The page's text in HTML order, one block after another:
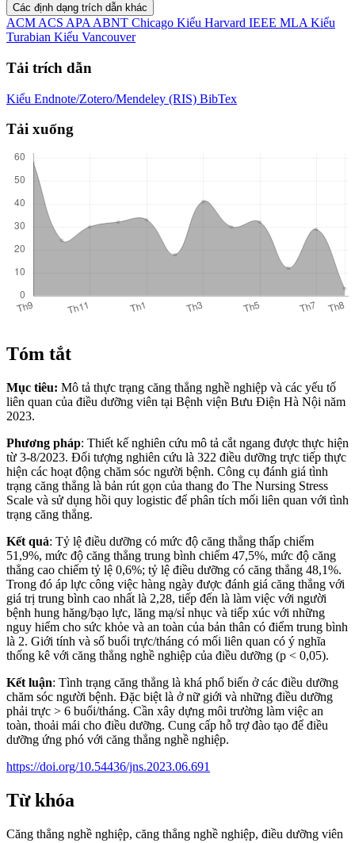
Các định dạng trích dẫn khác
ACM ACS APA ABNT Chicago Kiểu Harvard IEEE MLA Kiểu
Turabian Kiểu Vancouver
Tải trích dẫn
Kiểu Endnote/Zotero/Mendeley (RIS) BibTex
Tải xuống
Tóm tắt
Mục tiêu: Mô tả thực trạng căng thẳng nghề nghiệp và các yếu tố
liên quan của điều dưỡng viên tại Bệnh viện Bưu Điện Hà Nội năm
2023.
Phương pháp: Thiết kế nghiên cứu mô tả cắt ngang được thực hiện
từ 3-8/2023. Đối tượng nghiên cứu là 322 điều dưỡng trực tiếp thực
hiện các hoạt động chăm sóc người bệnh. Công cụ đánh giá tình
trạng căng thẳng là bản rút gọn của thang đo The Nursing Stress
Scale và sử dụng hồi quy logistic để phân tích mối liên quan với tình
trạng căng thẳng.
Kết quả: Tỷ lệ điều dưỡng có mức độ căng thẳng thấp chiếm
51,9%, mức độ căng thẳng trung bình chiếm 47,5%, mức độ căng
thẳng cao chiếm tỷ lệ 0,6%; tỷ lệ điều dưỡng có căng thẳng 48,1%.
Trong đó áp lực công việc hàng ngày được đánh giá căng thẳng với
giá trị trung bình cao nhất là 2,28, tiếp đến là làm việc với người
bệnh hung hăng/bạo lực, lăng mạ/sỉ nhục và tiếp xúc với những
nguy hiểm cho sức khỏe và an toàn của bản thân có điểm trung bình
là 2. Giới tính và số buổi trực/tháng có mối liên quan có ý nghĩa
thống kê với căng thẳng nghề nghiệp của điều dưỡng (p < 0,05).
Kết luận: Tình trạng căng thẳng là khá phổ biến ở các điều dưỡng
chăm sóc người bệnh. Đặc biệt là ở nữ giới và những điều dưỡng
phải trực > 6 buổi/tháng. Cần xây dựng môi trường làm việc an
toàn, thoải mái cho điều dưỡng. Cung cấp hỗ trợ đào tạo để điều
dưỡng ứng phó với căng thẳng nghề nghiệp.
https://doi.org/10.54436/jns.2023.06.691
Từ khóa
Căng thẳng nghề nghiệp, căng thẳng nghề nghiệp, điều dưỡng viên